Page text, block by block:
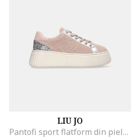
LIU JO
Pantofi sport flatform din piele intoarsa, Roz pal